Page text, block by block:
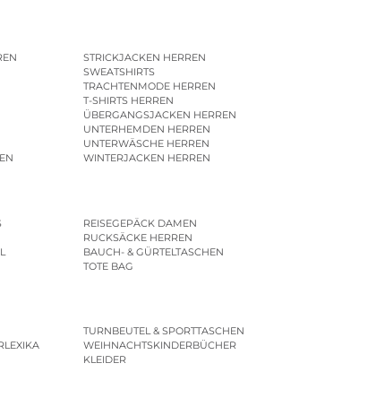
STRICKJACKEN HERREN
SWEATSHIRTS
TRACHTENMODE HERREN
T-SHIRTS HERREN
ÜBERGANGSJACKEN HERREN
UNTERHEMDEN HERREN
UNTERWÄSCHE HERREN
WINTERJACKEN HERREN
REISEGEPÄCK DAMEN
RUCKSÄCKE HERREN
BAUCH- & GÜRTELTASCHEN
TOTE BAG
TURNBEUTEL & SPORTTASCHEN
WEIHNACHTSKINDERBÜCHER
KLEIDER